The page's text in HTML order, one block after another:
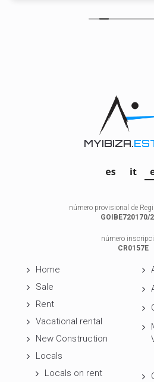
MYIBIZA.
número provisional de
GOIBE720170/
número
CR0157E
Home
Sale
Rent
Vacational rental
New Construction
Locals
Locals on rent